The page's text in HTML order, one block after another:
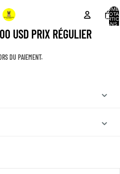
DANS
USD PRIX RÉGULIER
DU PAIEMENT.